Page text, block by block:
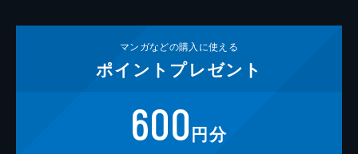
マンガなどの購入に使える
ポイント プレゼント
600円分